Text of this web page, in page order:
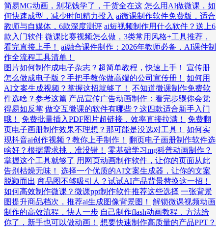
简易MG动画，别花钱学了，干货全在这 怎么用AI做微课，如
何快速成型，减少时间精力投入 ai微课制作软件免费版，适合
教师与自媒体，6款深度测评 ai短视频制作用什么软件？送上6
款入门软件 微课比赛视频怎么做，3类常用风格+工具推荐，
看完直接上手！
ai融合课件制作：2026年教师必备，AI课件制
作全流程工具清单！
图片如何制作成电子杂志？超简单教程，快速上手！
宣传册
怎么做成电子版？手把手教你做高端的公司宣传册！
如何用
AI文案生成视频？掌握这招就够了！
不知道微课制作免费软
件选啥？参考这篇 产品宣传广告动画制作：看完步骤你会觉
得易如反掌 做交互微课的软件有哪些？这四款适合新手入门
哦！
免费批量插入PDF图片超链接，效率直接拉满！
免费翻
页电子画册制作效果不理想？那可能是没选对工具！
如何实
现抖音ai创作视频？教你上手制作！
翻页电子画册制作软件选
啥好？根据需求挑，准没错！
零基础学习mg科普动画制作？
掌握这个工具就够了 用网页动画制作软件，让你的页面从此
告别枯燥无味！
选择一个优质的AI文案生成器，让你的文案
脱颖而出 商品图不够吸引人？试试AI产品背景替换这一招！
如何高效制作微课？微课ppt制作软件推荐这些选择 一张背景
图提升商品档次，推荐ai生成图像背景图！
解锁微课视频动画
制作的高效流程，快人一步 自己制作flash动画教程，方法给
你了，新手也可以做动画！
想要快速制作高质量的产品PPT？